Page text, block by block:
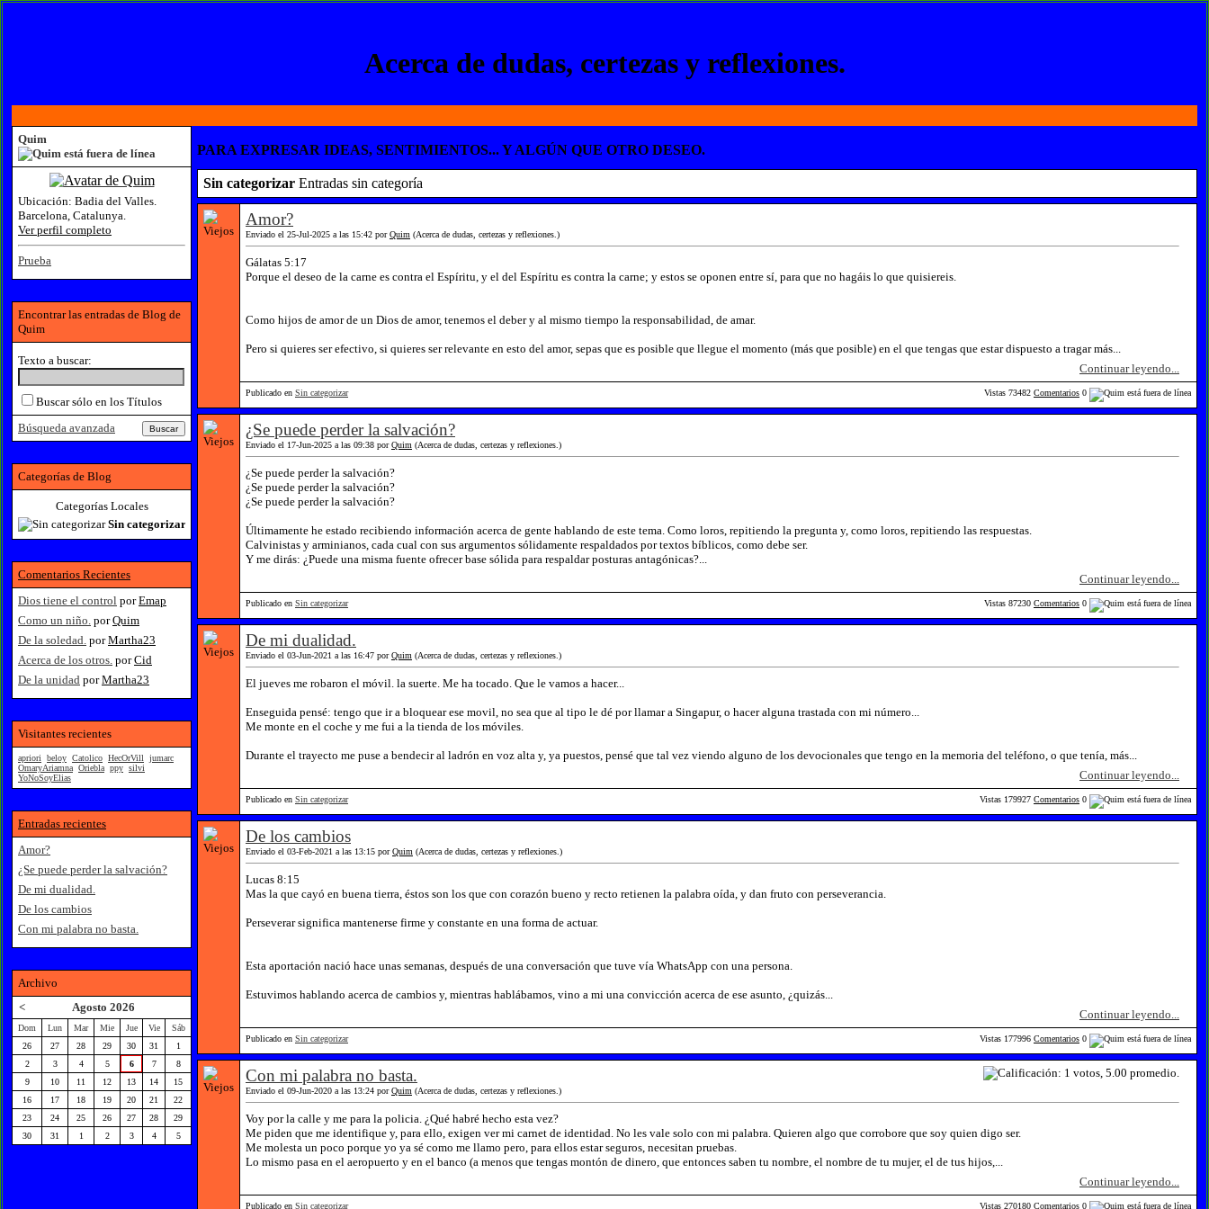
Acerca de dudas, certezas y reflexiones.
PARA EXPRESAR IDEAS, SENTIMIENTOS... Y ALGÚN QUE OTRO DESEO.
Sin categorizar Entradas sin categoría
Amor?
Enviado el 25-Jul-2025 a las 15:42 porQuim (Acerca de dudas, certezas y reflexiones.)
Gálatas 5:17
Porque el deseo de la carne es contra el Espíritu, y el del Espíritu es contra la carne; y estos se oponen entre sí, para que no hagáis lo que quisiereis.
Como hijos de amor de un Dios de amor, tenemos el deber y al mismo tiempo la responsabilidad, de amar.
Pero si quieres ser efectivo, si quieres ser relevante en esto del amor, sepas que es posible que llegue el momento (más que posible) en el que tengas que estar dispuesto a tragar más...
Continuar leyendo...
Publicado en Sin categorizar Vistas 73482 Comentarios 0
¿Se puede perder la salvación?
Enviado el 17-Jun-2025 a las 09:38 porQuim (Acerca de dudas, certezas y reflexiones.)
¿Se puede perder la salvación?
¿Se puede perder la salvación?
¿Se puede perder la salvación?
Últimamente he estado recibiendo información acerca de gente hablando de este tema. Como loros, repitiendo la pregunta y, como loros, repitiendo las respuestas.
Calvinistas y arminianos, cada cual con sus argumentos sólidamente respaldados por textos bíblicos, como debe ser.
Y me dirás: ¿Puede una misma fuente ofrecer base sólida para respaldar posturas antagónicas?...
Continuar leyendo...
Publicado en Sin categorizar Vistas 87230 Comentarios 0
De mi dualidad.
Enviado el 03-Jun-2021 a las 16:47 porQuim (Acerca de dudas, certezas y reflexiones.)
El jueves me robaron el móvil. la suerte. Me ha tocado. Que le vamos a hacer...
Enseguida pensé: tengo que ir a bloquear ese movil, no sea que al tipo le dé por llamar a Singapur, o hacer alguna trastada con mi número...
Me monte en el coche y me fui a la tienda de los móviles.
Durante el trayecto me puse a bendecir al ladrón en voz alta y, ya puestos, pensé que tal vez viendo alguno de los devocionales que tengo en la memoria del teléfono, o que tenía, más...
Continuar leyendo...
Publicado en Sin categorizar Vistas 179927 Comentarios 0
De los cambios
Enviado el 03-Feb-2021 a las 13:15 porQuim (Acerca de dudas, certezas y reflexiones.)
Lucas 8:15
Mas la que cayó en buena tierra, éstos son los que con corazón bueno y recto retienen la palabra oída, y dan fruto con perseverancia.
Perseverar significa mantenerse firme y constante en una forma de actuar.
Esta aportación nació hace unas semanas, después de una conversación que tuve vía WhatsApp con una persona.
Estuvimos hablando acerca de cambios y, mientras hablábamos, vino a mi una convicción acerca de ese asunto, ¿quizás...
Continuar leyendo...
Publicado en Sin categorizar Vistas 177996 Comentarios 0
Con mi palabra no basta.
Enviado el 09-Jun-2020 a las 13:24 porQuim (Acerca de dudas, certezas y reflexiones.)
Voy por la calle y me para la policia. ¿Qué habré hecho esta vez?
Me piden que me identifique y, para ello, exigen ver mi carnet de identidad. No les vale solo con mi palabra. Quieren algo que corrobore que soy quien digo ser.
Me molesta un poco porque yo ya sé como me llamo pero, para ellos estar seguros, necesitan pruebas.
Lo mismo pasa en el aeropuerto y en el banco (a menos que tengas montón de dinero, que entonces saben tu nombre, el nombre de tu mujer, el de tus hijos,...
Continuar leyendo...
Publicado en Sin categorizar Vistas 270180 Comentarios 0
Quim
Ubicación: Badia del Valles.
Barcelona, Catalunya.
Ver perfil completo
Prueba
Encontrar las entradas de Blog de
Quim
Texto a buscar:
Buscar sólo en los Títulos
Búsqueda avanzada
Categorías de Blog
Categorías Locales
Sin categorizar
Comentarios Recientes
Dios tiene el control porEmap
Como un niño. porQuim
De la soledad. porMartha23
Acerca de los otros. porCid
De la unidad porMartha23
Visitantes recientes
apriori beloy Catolico HecOrVill
jumarc
OmaryAriamna Oriebla ppy silvi
YoNoSoyElias
Entradas recientes
Amor?
¿Se puede perder la salvación?
De mi dualidad.
De los cambios
Con mi palabra no basta.
Archivo
<
Agosto 2026
Dom Lun Mar Mie Jue Vie
Sáb
26
27 28 29 30 31
1
2
3 4 5 6 7
8
9
10 11 12 13 14
15
16
17 18 19 20 21
22
23
24 25 26 27 28
29
30
31 1 2 3 4 5